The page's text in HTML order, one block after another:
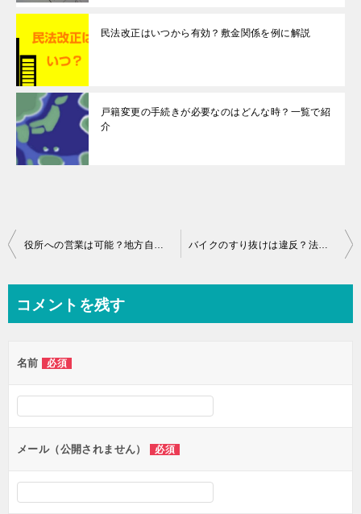
民法改正はいつから有効？敷金関係を例に解説
戸籍変更の手続きが必要なのはどんな時？一覧で紹
介
投
ビ
ー
シ
ン
役所への営業は可能？地方自治体と契約するには バイクのすり抜けは違反？法律的に大丈夫な場合とは
コメントを残す
名前 必須
メール（公開されません） 必須